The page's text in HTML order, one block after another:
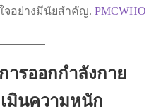
จอย่างมีนัยสำคัญ. PMCWHO
ารออกกำลังกาย
มินความหนัก